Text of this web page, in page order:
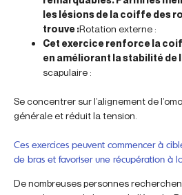
les lésions de la coiffe des
trouve :Rotation externe :
Cet exercice renforce la
en améliorant la stabilité de
scapulaire :
Se concentrer sur l’alignement de
générale et réduit la tension.
Ces exercices peuvent commencer à
de bras et favoriser une récupération à
De nombreuses personnes